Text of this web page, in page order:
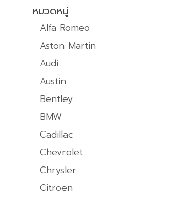
หมวดหมู่
Alfa Romeo
Aston Martin
Audi
Austin
Bentley
BMW
Cadillac
Chevrolet
Chrysler
Citroen